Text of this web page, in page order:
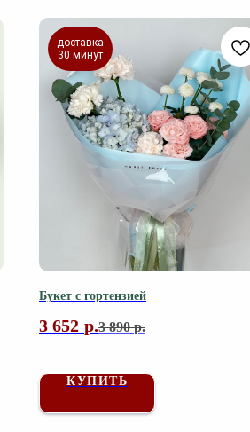
доставка
30 минут
Букет с гортензией
3 652 р.3 890 р.
КУПИТЬ